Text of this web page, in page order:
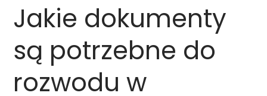
Jakie dokumenty
są potrzebne do
rozwodu w